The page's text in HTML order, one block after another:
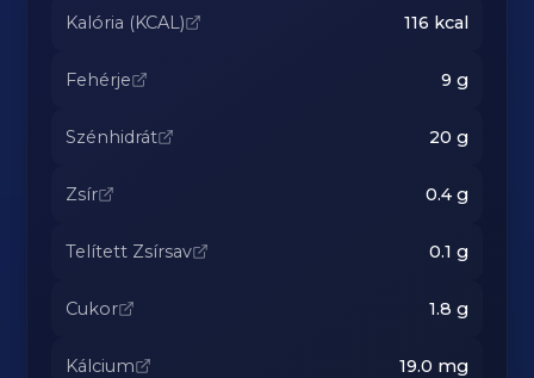
Kalória (KCAL) 116 kcal
Fehérje 9 g
Szénhidrát 20 g
Zsír 0.4g
Telített Zsírsav 0.1 g
Cukor 1.8 g
Kálcium 19.0 mg